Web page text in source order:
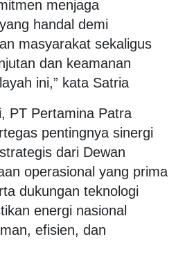
menjaga
handal demi
masyarakat sekaligus
dan keamanan
ini,” kata Satria
PT Pertamina Patra
pentingnya sinergi
dari Dewan
operasional yang prima
dukungan teknologi
energi nasional
efisien, dan